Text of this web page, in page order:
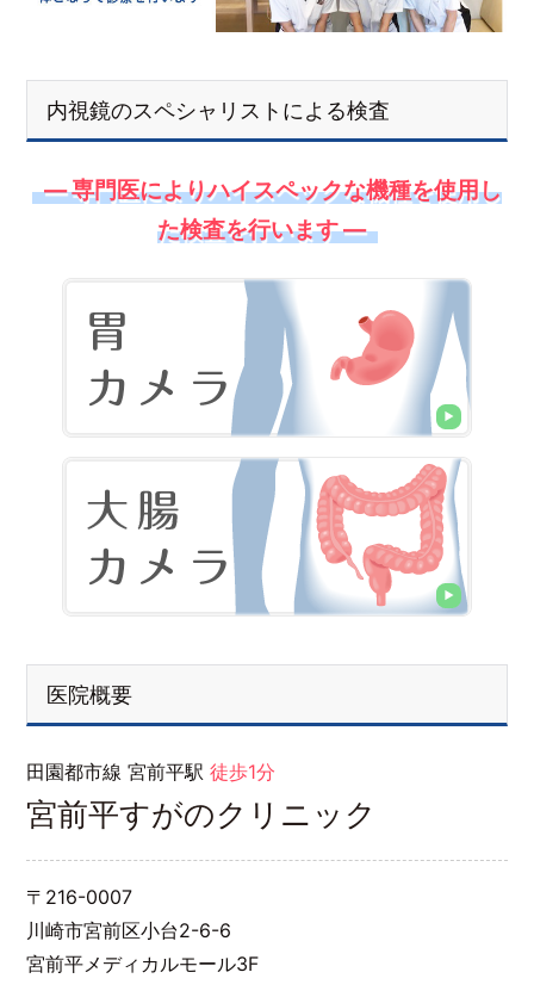
内視鏡のスペシャリストによる検査
― 専門医によりハイスペックな機種を使用し
た検査を行います ―
医院概要
田園都市線 宮前平駅徒歩1分
宮前平すがのクリニック
〒216-0007
川崎市宮前区小台2-6-6
宮前平メディカルモール3F